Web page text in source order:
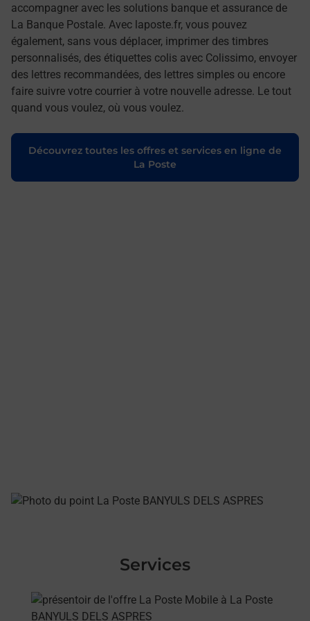
accompagner avec les solutions banque et assurance de
La Banque Postale. Avec laposte.fr, vous pouvez
également, sans vous déplacer, imprimer des timbres
personnalisés, des étiquettes colis avec Colissimo, envoyer
des lettres recommandées, des lettres simples ou encore
faire suivre votre courrier à votre nouvelle adresse. Le tout
quand vous voulez, où vous voulez.
Découvrez toutes les offres et services en ligne de
La Poste
Services
En savoir plus